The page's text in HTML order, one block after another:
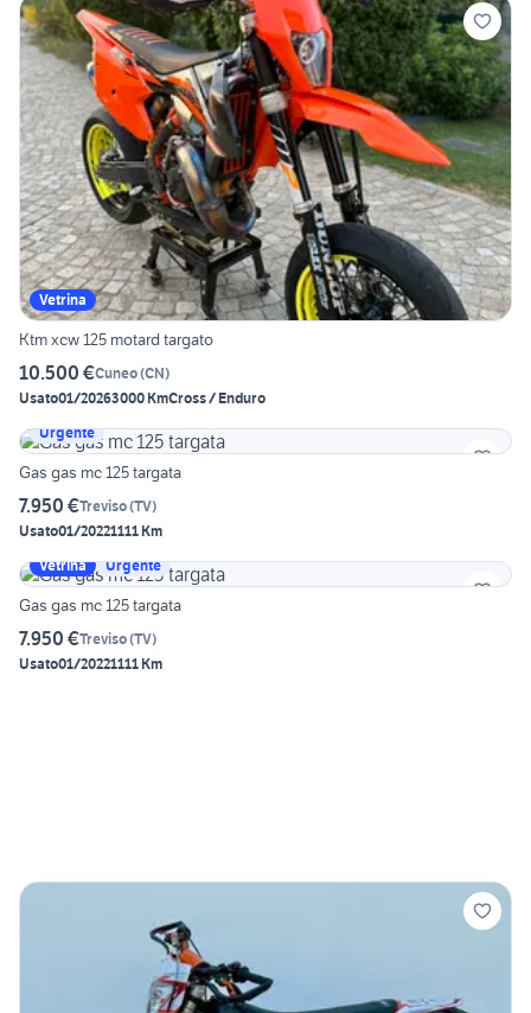
Vetrina
Ktm xcw 125 motard targato
10.500 €Cuneo(CN)
Usato01/20263000 KmCross / Enduro
Urgente
Gas gas mc 125 targata
7.950 €Treviso(TV)
Usato01/20221111 Km
Vetrina
Urgente
Gas gas mc 125 targata
7.950 €Treviso(TV)
Usato01/20221111 Km